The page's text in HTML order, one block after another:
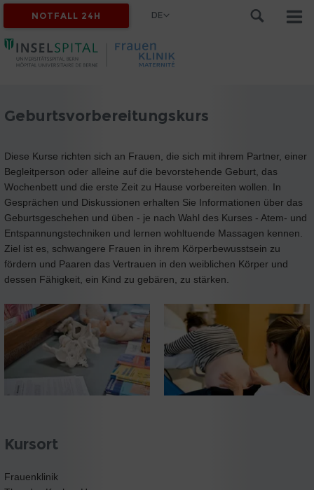
NOTFALL 24H DE
Geburtsvorbereitungskurs
Diese Kurse richten sich an Frauen, die sich mit ihrem Partner, einer
Begleitperson oder alleine auf die bevorstehende Geburt, das
Wochenbett und die erste Zeit zu Hause vorbereiten wollen. In
Gesprächen und Diskussionen erhalten Sie Informationen über das
Geburtsgeschehen und üben - je nach Wahl des Kurses - Atem- und
Entspannungstechniken und lernen wohltuende Massagen kennen.
Ziel ist es, schwangere Frauen in ihrem Körperbewusstsein zu
fördern und Paaren das Vertrauen in den weiblichen Körper und
dessen Fähigkeit, ein Kind zu gebären, zu stärken.
Kursort
Frauenklinik